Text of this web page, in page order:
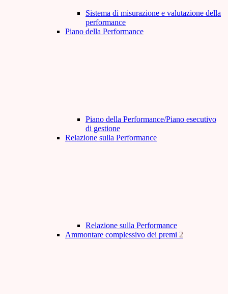
Sistema di misurazione e valutazione della
performance
Piano della Performance
Piano della Performance/Piano esecutivo
di gestione
Relazione sulla Performance
Relazione sulla Performance
Ammontare complessivo dei premi 2